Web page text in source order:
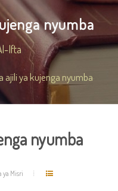
nyumba
Ifta
ajili ya kujenga nyumba
nyumba
ya Misri